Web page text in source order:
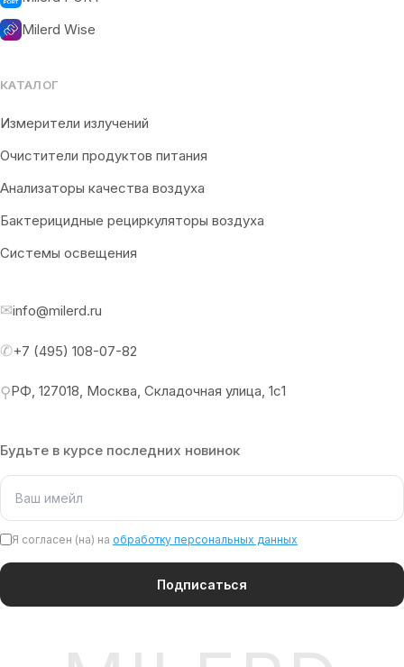
Milerd Wise
КАТАЛОГ
Измерители излучений
Очистители продуктов питания
Анализаторы качества воздуха
Бактерицидные рециркуляторы воздуха
Системы освещения
✉info@milerd.ru
✆+7 (495) 108-07-82
⚲РФ, 127018, Москва, Складочная улица, 1с1
Будьте в курсе последних новинок
Я согласен (на) на обработку персональных данных
Подписаться